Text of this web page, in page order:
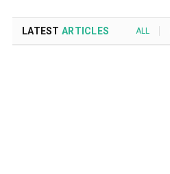
LATEST ARTICLES ALL